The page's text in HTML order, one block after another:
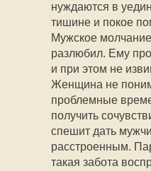
нуждаются в
тишине и покое
Мужское молчание
разлюбил. Ему
и при этом не
Женщина не
проблемные
получить
спешит дать
расстроенным.
такая забота